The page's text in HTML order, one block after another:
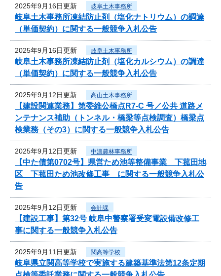
2025年9月16日更新 岐阜土木事務所
岐阜土木事務所凍結防止剤（塩化ナトリウム）の調達
（単価契約）に関する一般競争入札公告
2025年9月16日更新 岐阜土木事務所
岐阜土木事務所凍結防止剤（塩化カルシウム）の調達
（単価契約）に関する一般競争入札公告
2025年9月12日更新 高山土木事務所
【建設関連業務】第委維公橋点R7-C 号／公共 道路メ
ンテナンス補助（トンネル・橋梁等点検調査）橋梁点
検業務（その3）に関する一般競争入札公告
2025年9月12日更新 中濃農林事務所
【中た債第0702号】県営ため池等整備事業 下菰田地
区 下菰田ため池改修工事 に関する一般競争入札公
告
2025年9月12日更新 会計課
【建設工事】第32号 岐阜中警察署受変電設備改修工
事に関する一般競争入札公告
2025年9月11日更新 関高等学校
岐阜県立関高等学校で実施する建築基準法第12条定期